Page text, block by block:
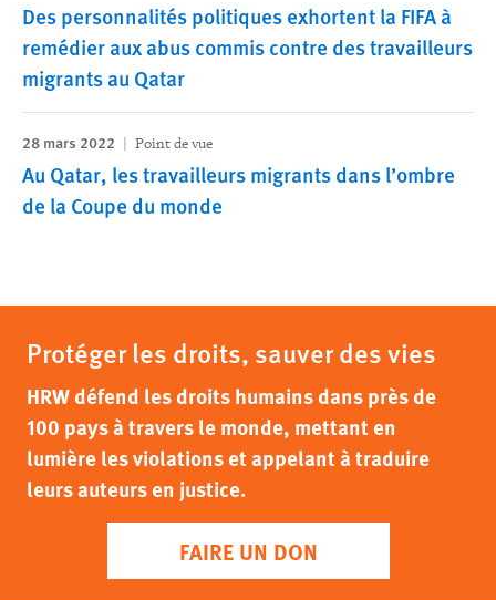
Des personnalités politiques exhortent la FIFA à
remédier aux abus commis contre des travailleurs
migrants au Qatar
28 mars 2022 Point de vue
Au Qatar, les travailleurs migrants dans l’ombre
de la Coupe du monde
Protéger les droits, sauver des vies
HRW défend les droits humains dans près de
100 pays à travers le monde, mettant en
lumière les violations et appelant à traduire
leurs auteurs en justice.
FAIRE UN DON